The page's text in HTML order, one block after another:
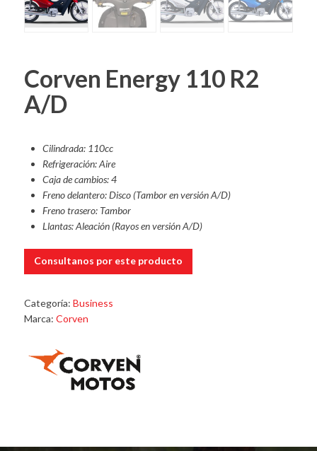
Corven Energy 110 R2
A/D
Cilindrada: 110cc
Refrigeración: Aire
Caja de cambios: 4
Freno delantero: Disco (Tambor en versión A/D)
Freno trasero: Tambor
Llantas: Aleación (Rayos en versión A/D)
Consultanos por este producto
Categoría: Business
Marca: Corven